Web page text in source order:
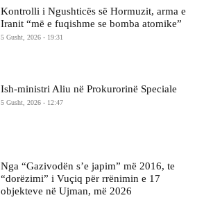
Kontrolli i Ngushticës së Hormuzit, arma e
Iranit “më e fuqishme se bomba atomike”
5 Gusht, 2026 - 19:31
Ish-ministri ​Aliu në Prokurorinë Speciale
5 Gusht, 2026 - 12:47
Nga “Gazivodën s’e japim” më 2016, te
“dorëzimi” i Vuçiq për rrënimin e 17
objekteve në Ujman, më 2026